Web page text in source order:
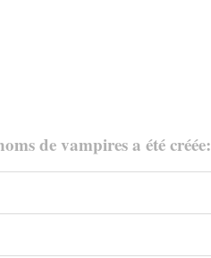
de vampires a été créée: